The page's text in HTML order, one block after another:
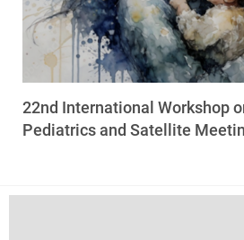
22nd International Workshop
Pediatrics and Satellite